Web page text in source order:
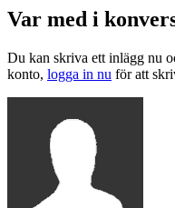
Var med i
Du kan skriva ett inlägg nu
konto, logga in nu för att